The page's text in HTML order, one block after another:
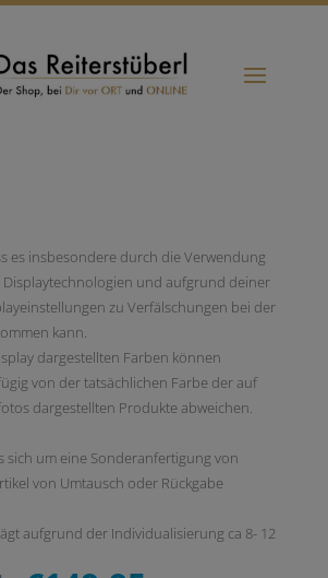
es insbesondere durch die Verwendung
und aufgrund deiner
zu Verfälschungen bei der
kann.
dargestellten Farben können
von der tatsächlichen Farbe der auf
dargestellten Produkte abweichen.
sich um eine Sonderanfertigung von
von Umtausch oder Rückgabe
aufgrund der Individualisierung ca 8- 12